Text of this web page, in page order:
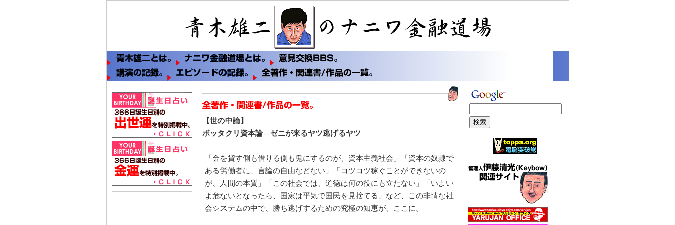
【世の中論】
ボッタクリ資本論―ゼニが来るヤツ逃げるヤツ
「金を貸す側も借りる側も鬼にするのが、資本主義社会」「資本の奴隷で
ある労働者に、言論の自由などない」「コツコツ稼ぐことができないの
が、人間の本質」「この社会では、道徳は何の役にも立たない」「いよい
よ危ないとなったら、国家は平気で国民を見捨てる」など、この非情な社
会システムの中で、勝ち逃げするための究極の知恵が、ここに。